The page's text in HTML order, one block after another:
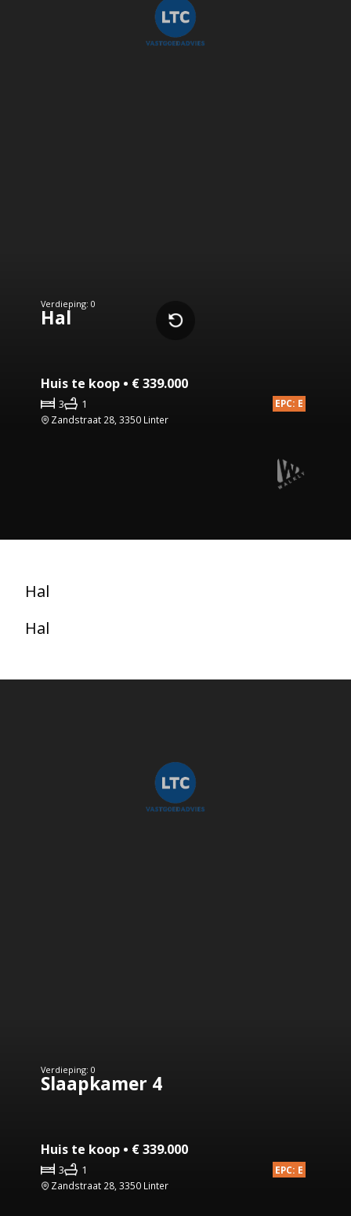
Verdieping: 0
Hal
Huis te koop • € 339.000
3 1
EPC: E
Zandstraat 28, 3350 Linter
Hal
Hal
Verdieping: 0
Slaapkamer 4
Huis te koop • € 339.000
3 1
EPC: E
Zandstraat 28, 3350 Linter